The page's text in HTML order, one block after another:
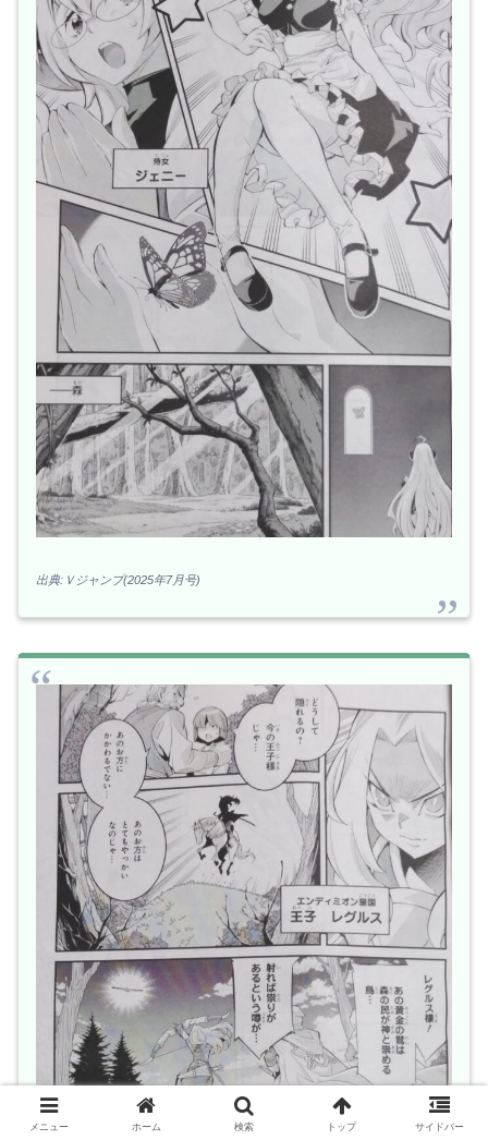
出典:Ｖジャンプ(2025年7月号)
メニュー ホーム 検索 トップ サイドバー